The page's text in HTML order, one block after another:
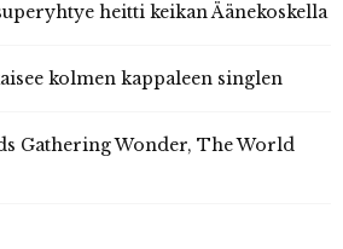
heitti keikan Äänekoskella
kolmen kappaleen singlen
Gathering Wonder, The World